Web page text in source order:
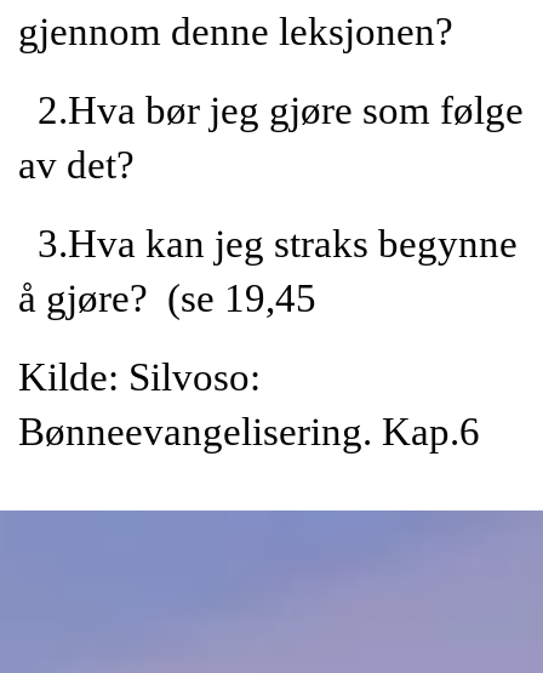
gjennom denne leksjonen?
2.Hva bør jeg gjøre som følge
av det?
3.Hva kan jeg straks begynne
å gjøre? (se 19,45
Kilde: Silvoso:
Bønneevangelisering. Kap.6